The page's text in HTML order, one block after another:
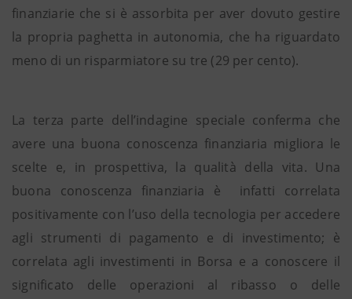
finanziarie che si è assorbita per aver dovuto gestire
la propria paghetta in autonomia, che ha riguardato
meno di un risparmiatore su tre (29 per cento).
La terza parte dell’indagine speciale conferma che
avere una buona conoscenza finanziaria migliora le
scelte e, in prospettiva, la qualità della vita. Una
buona conoscenza finanziaria è infatti correlata
positivamente con l’uso della tecnologia per accedere
agli strumenti di pagamento e di investimento; è
correlata agli investimenti in Borsa e a conoscere il
significato delle operazioni al ribasso o delle